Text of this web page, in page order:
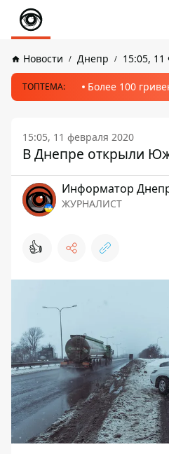
Новости Днепр 15:05,
ТОПТЕМА: Более 100
15:05, 11 февраля 2020
В Днепре открыли
Информатор
ЖУРНАЛИСТ
👍